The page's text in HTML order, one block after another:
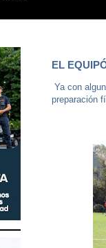
EL
Ya con
preparación